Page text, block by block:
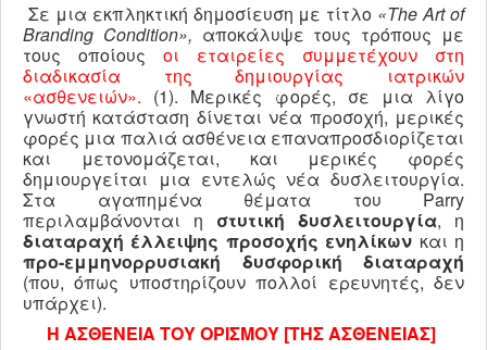
Σε μια εκπληκτική δημοσίευση με τίτλο «The Art of
Branding Condition», αποκάλυψε τους τρόπους με
τους οποίους οι εταιρείες συμμετέχουν στη
διαδικασία της δημιουργίας ιατρικών
«ασθενειών». (1). Μερικές φορές, σε μια λίγο
γνωστή κατάσταση δίνεται νέα προσοχή, μερικές
φορές μια παλιά ασθένεια επαναπροσδιορίζεται
και μετονομάζεται, και μερικές φορές
δημιουργείται μια εντελώς νέα δυσλειτουργία.
Στα αγαπημένα θέματα του Parry
περιλαμβάνονται η στυτική δυσλειτουργία, η
διαταραχή έλλειψης προσοχής ενηλίκων και η
προ-εμμηνορρυσιακή δυσφορική διαταραχή
(που, όπως υποστηρίζουν πολλοί ερευνητές, δεν
υπάρχει).
Η ΑΣΘΕΝΕΙΑ ΤΟΥ ΟΡΙΣΜΟΥ [ΤΗΣ ΑΣΘΕΝΕΙΑΣ]